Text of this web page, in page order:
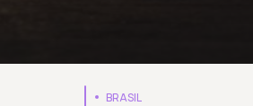
BRASIL